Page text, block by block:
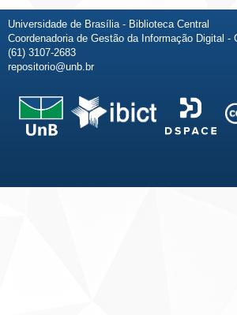
Universidade de Brasília - Biblioteca Central
Coordenadoria de Gestão da Informação Digital -
(61) 3107-2683
repositorio@unb.br